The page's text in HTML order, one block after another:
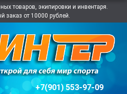
товаров, экипировки и инвентаря.
заказ от 10000 рублей.
+7(901) 553-97-09